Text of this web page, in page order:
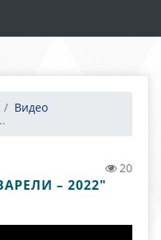
Видео
20
– 2022"